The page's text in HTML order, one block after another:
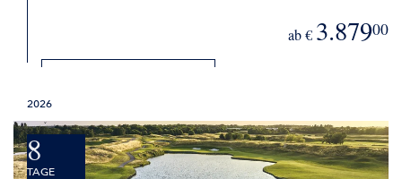
ab € 3.87900
2026
8
TAGE